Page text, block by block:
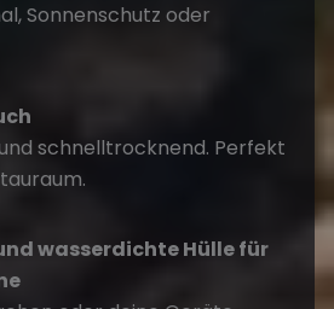
Sonnenschutz oder
schnelltrocknend. Perfekt
wasserdichte Hülle für